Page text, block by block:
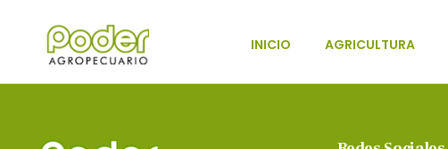
INICIO AGRICULTURA